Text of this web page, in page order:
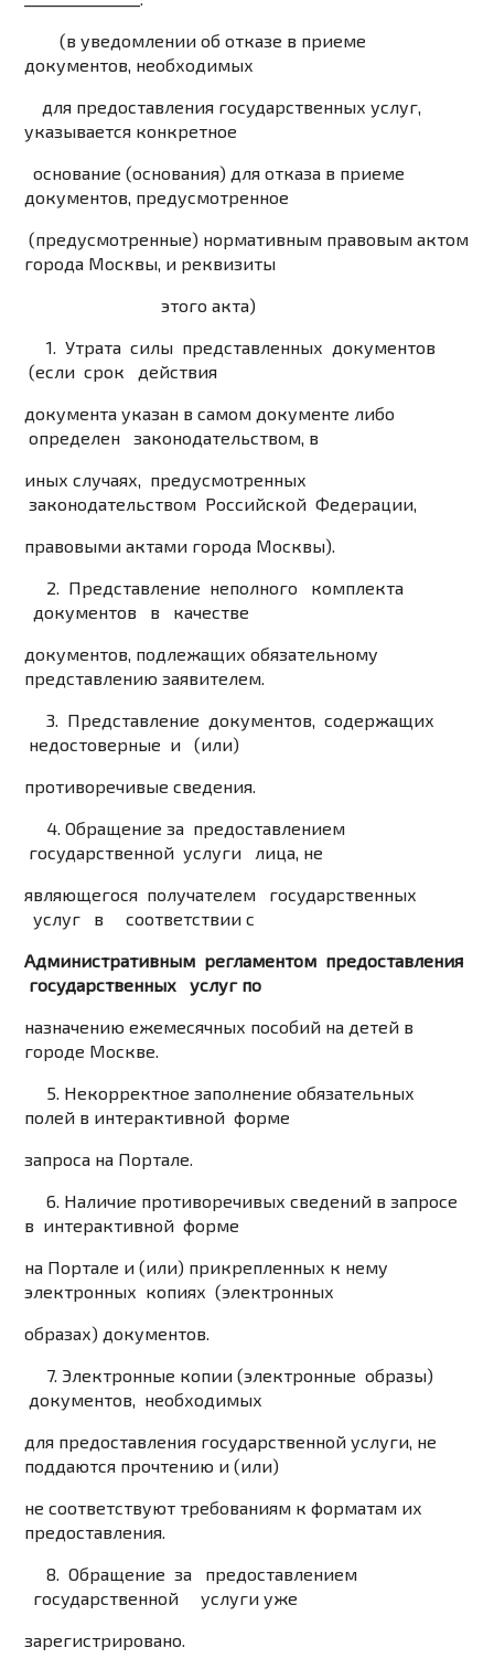
(в уведомлении об отказе в приеме
документов, необходимых
для предоставления государственных услуг,
указывается конкретное
основание (основания) для отказа в приеме
документов, предусмотренное
(предусмотренные) нормативным правовым актом
города Москвы, и реквизиты
этого акта)
1. Утрата силы представленных документов
(если срок действия
документа указан в самом документе либо
определен законодательством, в
иных случаях, предусмотренных
законодательством Российской Федерации,
правовыми актами города Москвы).
2. Представление неполного комплекта
документов в качестве
документов, подлежащих обязательному
представлению заявителем.
3. Представление документов, содержащих
недостоверные и (или)
противоречивые сведения.
4. Обращение за предоставлением
государственной услуги лица, не
являющегося получателем государственных
услуг в соответствии с
Административным регламентом предоставления
государственных услуг по
назначению ежемесячных пособий на детей в
городе Москве.
5. Некорректное заполнение обязательных
полей в интерактивной форме
запроса на Портале.
6. Наличие противоречивых сведений в запросе
в интерактивной форме
на Портале и (или) прикрепленных к нему
электронных копиях (электронных
образах) документов.
7. Электронные копии (электронные образы)
документов, необходимых
для предоставления государственной услуги, не
поддаются прочтению и (или)
не соответствуют требованиям к форматам их
предоставления.
8. Обращение за предоставлением
государственной услуги уже
зарегистрировано.